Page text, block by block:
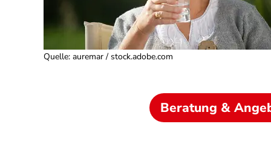
Quelle: auremar / stock.adobe.com
Beratung &